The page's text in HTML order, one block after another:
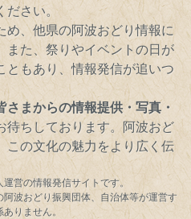
ださい。
め、他県の阿波おどり情報に
また、祭りやイベントの日が
ともあり、情報発信が追いつ
さまからの情報提供・写真・
待ちしております。阿波おど
この文化の魅力をより広く伝
営の情報発信サイトです。
波おどり振興団体、自治体等が運営す
りません。